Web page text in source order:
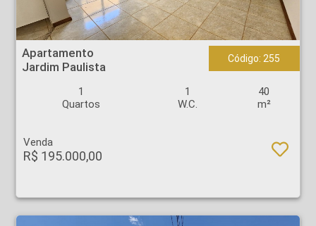
Apartamento - Jardim Paulista - Ribeirão Preto
Apartamento
Jardim Paulista
Código: 255
1
Quartos
1
W.C.
40
m²
Venda
R$ 195.000,00